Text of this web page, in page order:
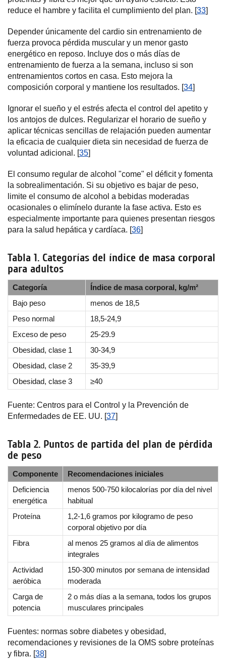
reduce el hambre y facilita el cumplimiento del plan. [33]
Depender únicamente del cardio sin entrenamiento de
fuerza provoca pérdida muscular y un menor gasto
energético en reposo. Incluye dos o más días de
entrenamiento de fuerza a la semana, incluso si son
entrenamientos cortos en casa. Esto mejora la
composición corporal y mantiene los resultados. [34]
Ignorar el sueño y el estrés afecta el control del apetito y
los antojos de dulces. Regularizar el horario de sueño y
aplicar técnicas sencillas de relajación pueden aumentar
la eficacia de cualquier dieta sin necesidad de fuerza de
voluntad adicional. [35]
El consumo regular de alcohol "come" el déficit y fomenta
la sobrealimentación. Si su objetivo es bajar de peso,
limite el consumo de alcohol a bebidas moderadas
ocasionales o elimínelo durante la fase activa. Esto es
especialmente importante para quienes presentan riesgos
para la salud hepática y cardíaca. [36]
Tabla 1. Categorías del índice de masa corporal
para adultos
Categoría
Índice de masa corporal, kg/m²
Bajo peso
menos de 18,5
Peso normal
18,5-24,9
Exceso de peso
25-29.9
Obesidad, clase 1
30-34,9
Obesidad, clase 2
35-39,9
Obesidad, clase 3
≥40
Fuente: Centros para el Control y la Prevención de
Enfermedades de EE. UU. [37]
Tabla 2. Puntos de partida del plan de pérdida
de peso
Componente
Recomendaciones iniciales
Deficiencia
energética
menos 500-750 kilocalorías por día del nivel
habitual
Proteína
1,2-1,6 gramos por kilogramo de peso
corporal objetivo por día
Fibra
al menos 25 gramos al día de alimentos
integrales
Actividad
aeróbica
150-300 minutos por semana de intensidad
moderada
Carga de
potencia
2 o más días a la semana, todos los grupos
musculares principales
Fuentes: normas sobre diabetes y obesidad,
recomendaciones y revisiones de la OMS sobre proteínas
y fibra. [38]